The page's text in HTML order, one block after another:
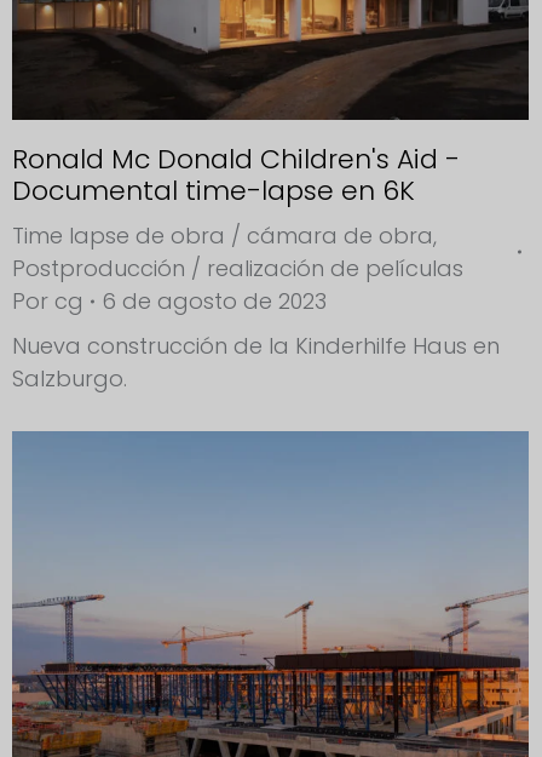
Ronald Mc Donald Children's Aid -
Documental time-lapse en 6K
Time lapse de obra / cámara de obra,
Postproducción / realización de películas
Por cg
6 de agosto de 2023
Nueva construcción de la Kinderhilfe Haus en
Salzburgo.